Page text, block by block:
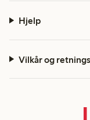
Hjelp
Vilkår og